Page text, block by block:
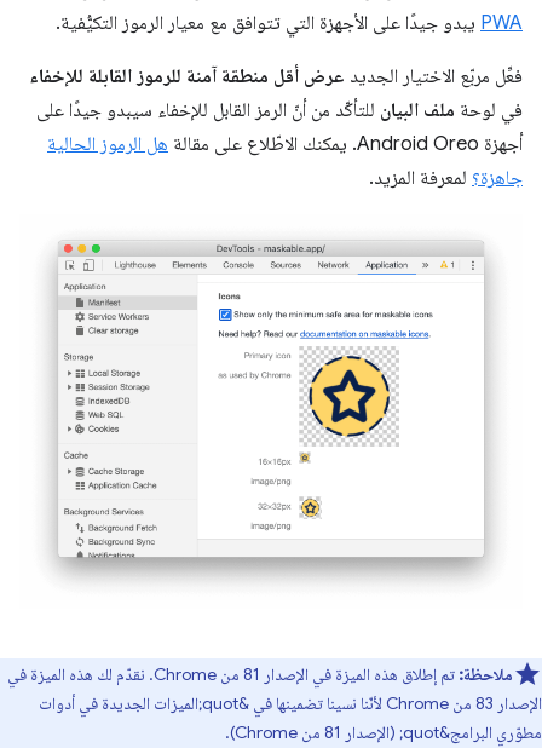
PWA يبدو جيدًا على الأجهزة التي تتوافق مع معيار الرموز التكيُّفية.
فعِّل مربّع الاختيار الجديد عرض أقل منطقة آمنة للرموز القابلة للإخفاء
في لوحة ملف البيان للتأكّد من أنّ الرمز القابل للإخفاء سيبدو جيدًا على
أجهزة Android Oreo. يمكنك الاطّلاع على مقالة
هل الرموز الحالية
جاهزة؟ لمعرفة المزيد.
ملاحظة:
تم إطلاق هذه الميزة في الإصدار 81 من Chrome. نقدّم لك هذه الميزة في
الإصدار 83 من Chrome لأنّنا نسينا تضمينها في &quot;الميزات الجديدة في أدوات
مطوّري البرامج&quot; (الإصدار 81 من Chrome).